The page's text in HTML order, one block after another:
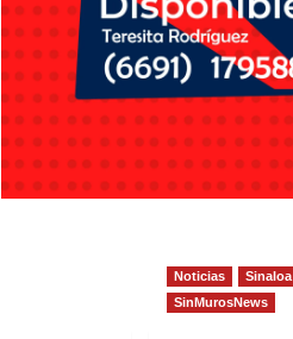
Noticias
Sinaloa
SinMurosNews